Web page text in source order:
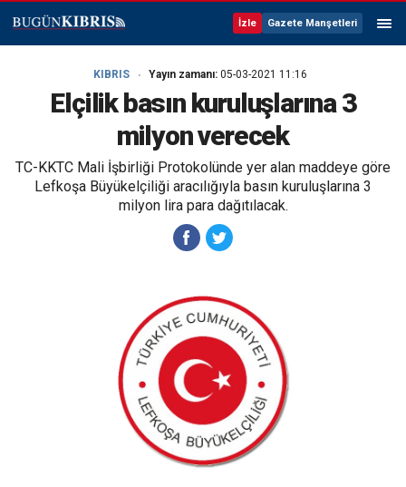
İzle Gazete Manşetleri
KIBRIS Yayın zamanı: 05-03-2021 11:16
Elçilik basın kuruluşlarına 3
milyon verecek
TC-KKTC Mali İşbirliği Protokolünde yer alan maddeye göre
Lefkoşa Büyükelçiliği aracılığıyla basın kuruluşlarına 3
milyon lira para dağıtılacak.